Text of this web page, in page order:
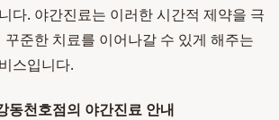
다. 야간진료는 이러한 시간적 제약을 극
꾸준한 치료를 이어나갈 수 있게 해주는
스입니다.
동천호점의 야간진료 안내